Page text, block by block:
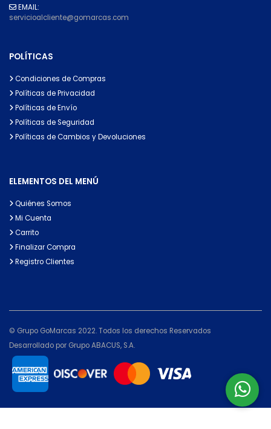
EMAIL:
servicioalcliente@gomarcas.com
POLÍTICAS
Condiciones de Compras
Políticas de Privacidad
Políticas de Envío
Políticas de Seguridad
Políticas de Cambios y Devoluciones
ELEMENTOS DEL MENÚ
Quiénes Somos
Mi Cuenta
Carrito
Finalizar Compra
Registro Clientes
© Grupo GoMarcas 2022. Todos los derechos Reservados
Desarrollado por Grupo ABACUS, S.A.